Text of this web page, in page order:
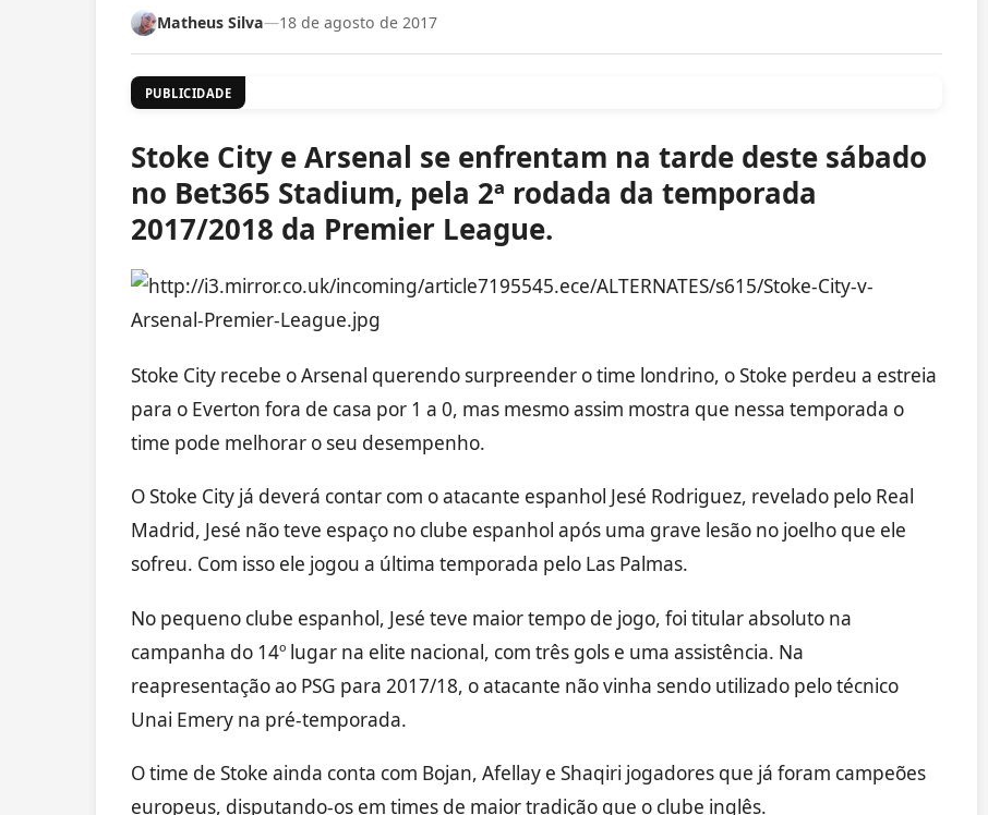
Matheus Silva—18 de agosto de 2017
PUBLICIDADE
Stoke City e Arsenal se enfrentam na tarde deste sábado
no Bet365 Stadium, pela 2ª rodada da temporada
2017/2018 da Premier League.
Stoke City recebe o Arsenal querendo surpreender o time londrino, o Stoke perdeu a estreia
para o Everton fora de casa por 1 a 0, mas mesmo assim mostra que nessa temporada o
time pode melhorar o seu desempenho.
O Stoke City já deverá contar com o atacante espanhol Jesé Rodriguez, revelado pelo Real
Madrid, Jesé não teve espaço no clube espanhol após uma grave lesão no joelho que ele
sofreu. Com isso ele jogou a última temporada pelo Las Palmas.
No pequeno clube espanhol, Jesé teve maior tempo de jogo, foi titular absoluto na
campanha do 14º lugar na elite nacional, com três gols e uma assistência. Na
reapresentação ao PSG para 2017/18, o atacante não vinha sendo utilizado pelo técnico
Unai Emery na pré-temporada.
O time de Stoke ainda conta com Bojan, Afellay e Shaqiri jogadores que já foram campeões
europeus, disputando-os em times de maior tradição que o clube inglês.